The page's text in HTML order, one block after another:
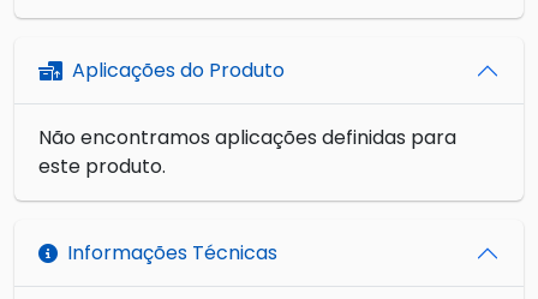
Aplicações do Produto
Não encontramos aplicações definidas para
este produto.
Informações Técnicas